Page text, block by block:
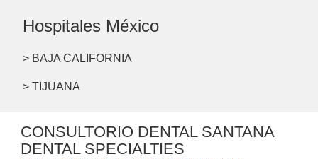
Hospitales México
> BAJA CALIFORNIA
> TIJUANA
CONSULTORIO DENTAL SANTANA
DENTAL SPECIALTIES